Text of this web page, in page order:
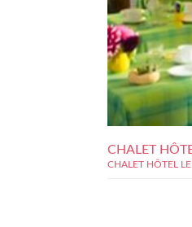
CHALET
CHALET HÔTEL